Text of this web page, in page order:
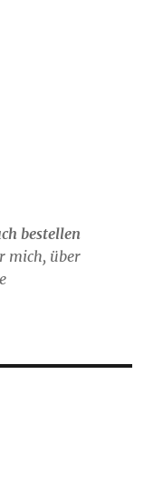
bestellen
mich, über